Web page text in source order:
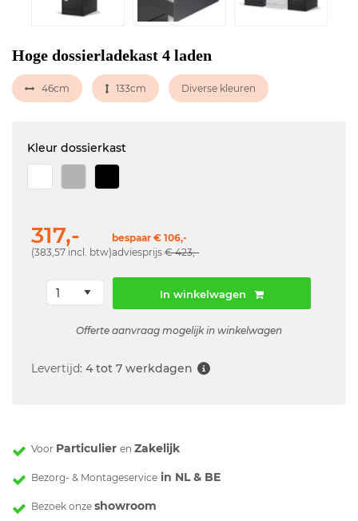
Hoge dossierladekast 4 laden
46cm 133cm Diverse kleuren
Kleur dossierkast
317,-
(383,57 incl. btw)
bespaar € 106,-
adviesprijs € 423,-
In winkelwagen
Offerte aanvraag mogelijk in winkelwagen
Levertijd: 4 tot 7 werkdagen
Voor Particulier en Zakelijk
Bezorg- & Montageservice in NL & BE
Bezoek onze showroom